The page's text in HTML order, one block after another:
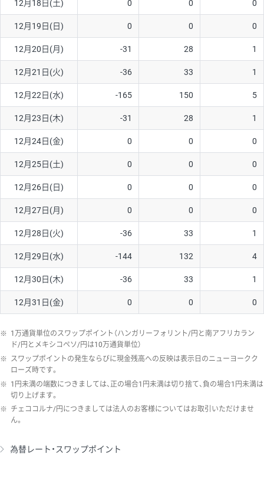
12月18日(土) 0 0 0
12月19日(日) 0 0 0
12月20日(月) -31 28 1
12月21日(火) -36 33 1
12月22日(水) -165 150 5
12月23日(木) -31 28 1
12月24日(金) 0 0 0
12月25日(土) 0 0 0
12月26日(日) 0 0 0
12月27日(月) 0 0 0
12月28日(火) -36 33 1
12月29日(水) -144 132 4
12月30日(木) -36 33 1
12月31日(金) 0 0 0
※ 1万通貨単位のスワップポイント（ハンガリーフォリント/円と南アフリカラン
ド/円とメキシコペソ/円は10万通貨単位）
※ スワップポイントの発生ならびに現金残高への反映は表示日のニューヨークク
ローズ時です。
※ 1円未満の端数につきましては、正の場合1円未満は切り捨て、負の場合1円未満は
切り上げます。
※ チェココルナ/円につきましては法人のお客様についてはお取引いただけませ
ん。
為替レート・スワップポイント